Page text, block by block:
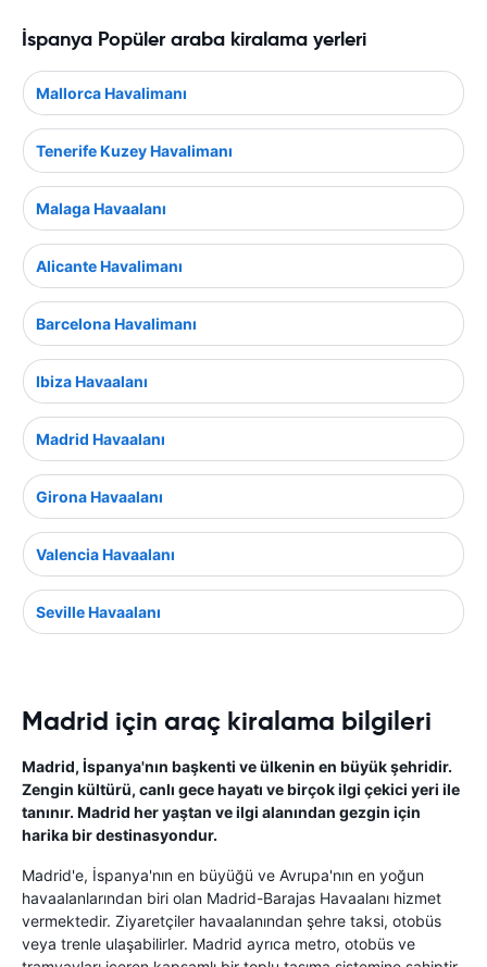
İspanya Popüler araba kiralama yerleri
Mallorca Havalimanı
Tenerife Kuzey Havalimanı
Malaga Havaalanı
Alicante Havalimanı
Barcelona Havalimanı
Ibiza Havaalanı
Madrid Havaalanı
Girona Havaalanı
Valencia Havaalanı
Seville Havaalanı
Madrid için araç kiralama bilgileri
Madrid, İspanya'nın başkenti ve ülkenin en büyük şehridir.
Zengin kültürü, canlı gece hayatı ve birçok ilgi çekici yeri ile
tanınır. Madrid her yaştan ve ilgi alanından gezgin için
harika bir destinasyondur.
Madrid'e, İspanya'nın en büyüğü ve Avrupa'nın en yoğun
havaalanlarından biri olan Madrid-Barajas Havaalanı hizmet
vermektedir. Ziyaretçiler havaalanından şehre taksi, otobüs
veya trenle ulaşabilirler. Madrid ayrıca metro, otobüs ve